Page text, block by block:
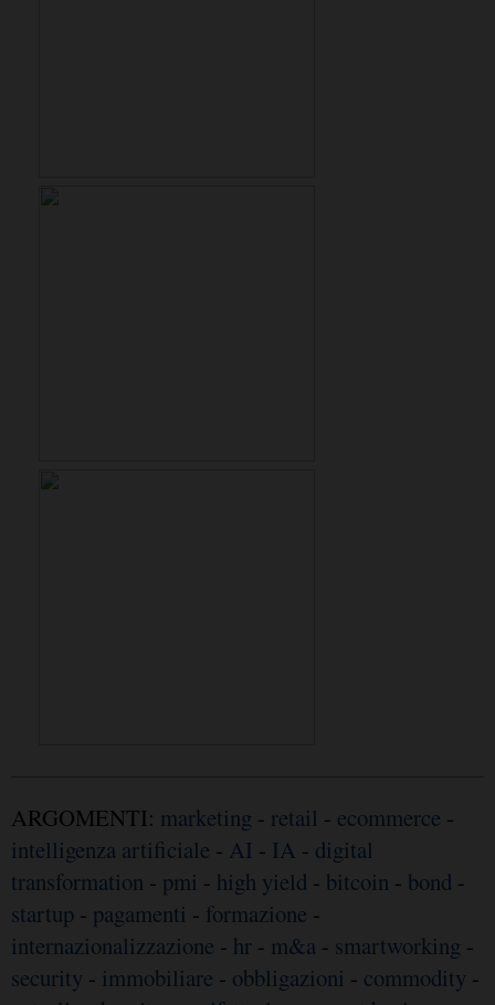
ARGOMENTI: marketing - retail - ecommerce -
intelligenza artificiale - AI - IA - digital
transformation - pmi - high yield - bitcoin - bond -
startup - pagamenti - formazione -
internazionalizzazione - hr - m&a - smartworking -
security - immobiliare - obbligazioni - commodity -